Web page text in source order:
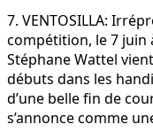
7. VENTOSILLA:
compétition, le 7 juin
Stéphane Wattel
débuts dans les
d’une belle fin de
s’annonce comme